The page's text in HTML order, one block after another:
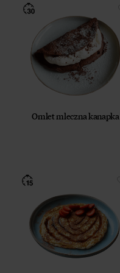
Omlet mleczna kanapka